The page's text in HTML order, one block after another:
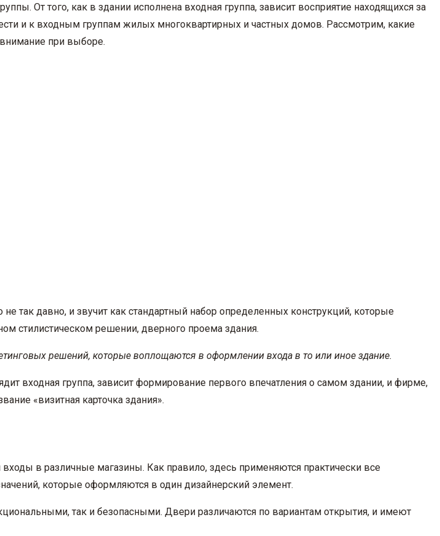
От того, как в здании исполнена входная группа, зависит восприятие находящихся за
и к входным группам жилых многоквартирных и частных домов. Рассмотрим, какие
при выборе.
так давно, и звучит как стандартный набор определенных конструкций, которые
стилистическом решении, дверного проема здания.
решений, которые воплощаются в оформлении входа в то или иное здание.
входная группа, зависит формирование первого впечатления о самом здании, и фирме,
«визитная карточка здания».
в различные магазины. Как правило, здесь применяются практически все
которые оформляются в один дизайнерский элемент.
так и безопасными. Двери различаются по вариантам открытия, и имеют